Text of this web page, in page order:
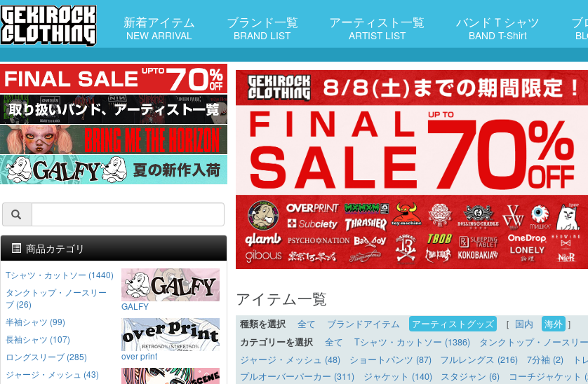
新着アイテム
NEW ARRIVAL
ブランド一覧
BRAND LIST
アーティスト一覧
ARTIST LIST
バンドＴシャツ
BAND T-Shirt
ブ
アイテム一覧
種類を選択 全て ブランドアイテム アーティストグッズ ［ 国内 海外 ］
カテゴリーを選択
全て Tシャツ・カットソー (1386) タンクトップ・ノースリ
ジャージ・メッシュ (48)
ショートパンツ (87) フルレングス (216) 7分袖 (2) ト
プルオーバーパーカー (311)
ジャケット (140) スタジャン (6) コーチジャケット
商品カテゴリ
Tシャツ・カットソー (1440)
タンクトップ・ノースリー
ブ (26)
半袖シャツ (99)
長袖シャツ (107)
ロングスリーブ (285)
ジャージ・メッシュ (43)
GALFY
over print